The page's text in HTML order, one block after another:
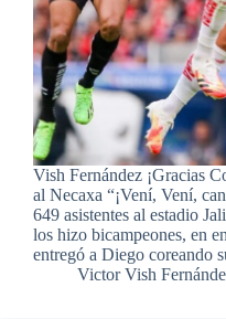
Vish Fernández ¡Gracias
al Necaxa “¡Vení, Vení,
649 asistentes al estadio
los hizo bicampeones, en
entregó a Diego coreando
Victor Vish